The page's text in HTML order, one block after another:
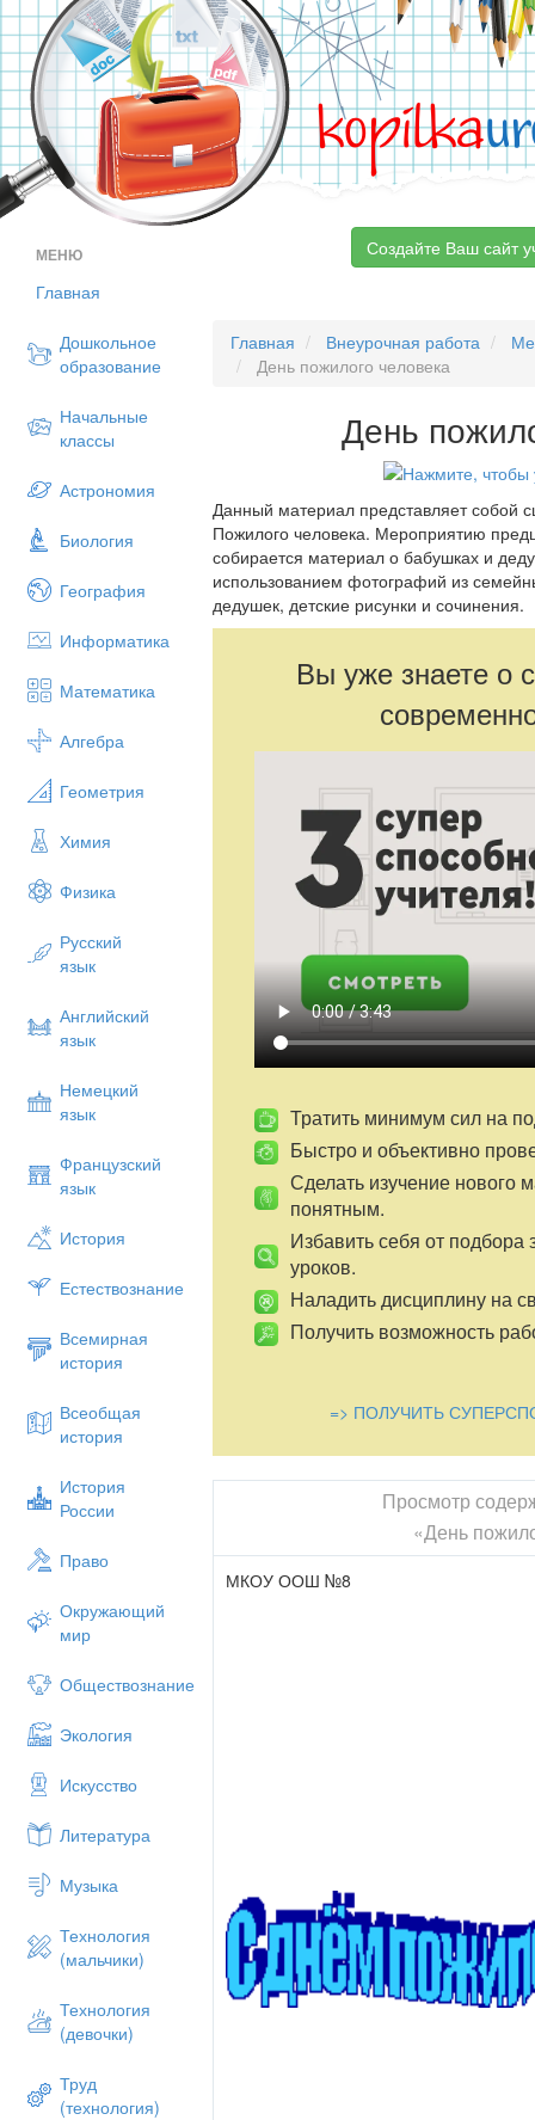
kopilka
МЕНЮ
Главная
Дошкольное
образование
Начальные
классы
Астрономия
Биология
География
Информатика
Математика
Алгебра
Геометрия
Химия
Физика
Русский
язык
Английский
язык
Немецкий
язык
Французский
язык
История
Естествознание
Всемирная
история
Всеобщая
история
История
России
Право
Окружающий
мир
Обществознание
Экология
Искусство
Литература
Музыка
Технология
(мальчики)
Технология
(девочки)
Труд
(технология)
Создайте Ваш сайт
Главная Внеурочная работа
День пожилого человека
День
Данный материал представляет собой
Пожилого человека. Мероприятию
собирается материал о бабушках и
использованием фотографий из
дедушек, детские рисунки и сочинения.
Вы уже знаете о
Тратить минимум сил на
Быстро и объективно
Сделать изучение нового
понятным.
Избавить себя от подбора
уроков.
Наладить дисциплину на
Получить возможность
=> ПОЛУЧИТЬ
Просмотр
«День
МКОУ ООШ №8